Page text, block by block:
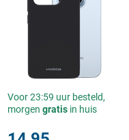
Voor 23:59 uur besteld,
morgen gratisin huis